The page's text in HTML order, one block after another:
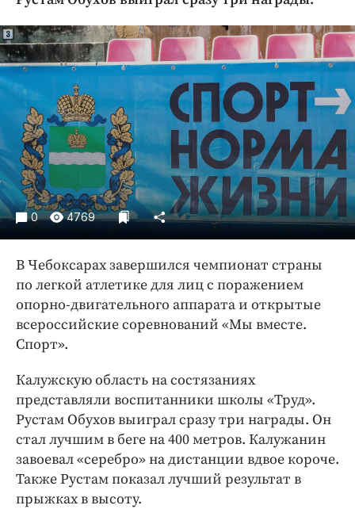
Криминал
Культура
Недвижимость и ЖКХ
Образование
Общество
Погода
Праздники
Происшествия
Спорт
Экономика и бизнес
ПРОЕКТЫ
Блоги
Издания
Медиаперсона
Клиника года
Бренд года
Работодатель года
0 4769
В Чебоксарах завершился чемпионат страны
по легкой атлетике для лиц с поражением
опорно-двигательного аппарата и открытые
всероссийские соревнований «Мы вместе.
Спорт».
Калужскую область на состязаниях
представляли воспитанники школы «Труд».
Рустам Обухов выиграл сразу три награды. Он
стал лучшим в беге на 400 метров. Калужанин
завоевал «серебро» на дистанции вдвое короче.
Также Рустам показал лучший результат в
прыжках в высоту.